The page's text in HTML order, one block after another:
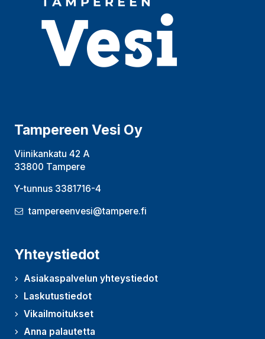
Tampereen Vesi Oy
Viinikankatu 42 A
33800 Tampere
Y-tunnus 3381716-4
tampereenvesi@tampere.fi
Yhteystiedot
Asiakaspalvelun yhteystiedot
Laskutustiedot
Vikailmoitukset
Anna palautetta